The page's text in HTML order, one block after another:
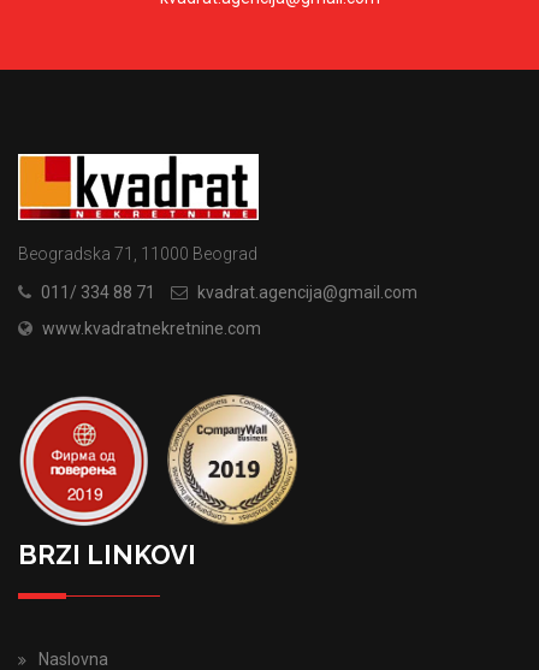
Beogradska 71, 11000 Beograd
011/ 334 88 71
kvadrat.agencija@gmail.com
www.kvadratnekretnine.com
BRZI LINKOVI
Naslovna